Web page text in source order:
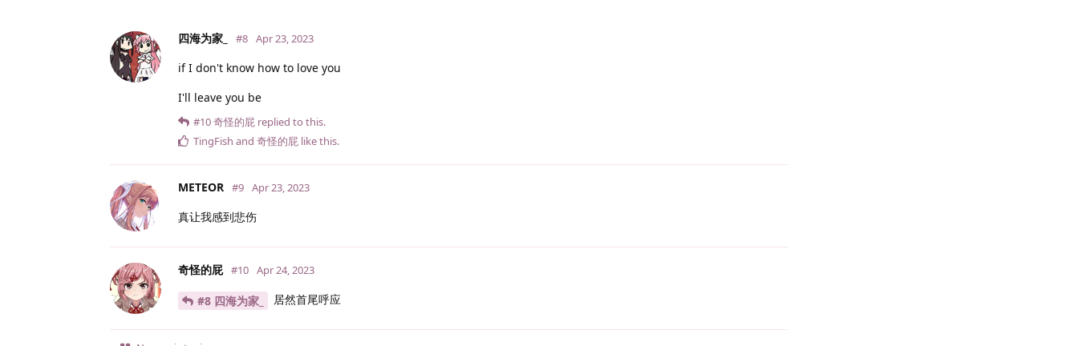
四海为家_ #8 Apr 23, 2023
if I don't know how to love you
I'll leave you be
#10奇怪的屁 replied to this.
TingFish and 奇怪的屁 like this.
METEOR #9 Apr 23, 2023
真让我感到悲伤
奇怪的屁 #10 Apr 24, 2023
#8 四海为家_ 居然首尾呼应